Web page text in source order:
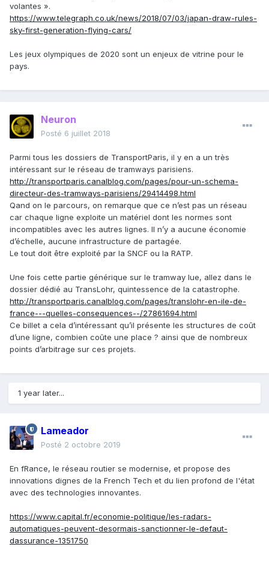
volantes ».
https://www.telegraph.co.uk/news/2018/07/03/japan-draw-rules-
sky-first-generation-flying-cars/
Les jeux olympiques de 2020 sont un enjeux de vitrine pour le
pays.
Neuron
Posté 6 juillet 2018
Parmi tous les dossiers de TransportParis, il y en a un très
intéressant sur le réseau de tramways parisiens.
http://transportparis.canalblog.com/pages/pour-un-schema-
directeur-des-tramways-parisiens/29414498.html
Qand on le parcours, on remarque que ce n’est pas un réseau
car chaque ligne exploite un matériel dont les normes sont
incompatibles avec les autres lignes. Il n’y a aucune économie
d’échelle, aucune infrastructure de partagée.
Le tout doit être exploité par la SNCF ou la RATP.
Une fois cette partie générique sur le tramway lue, allez dans le
dossier dédié au TransLohr, quintessence de la catastrophe.
http://transportparis.canalblog.com/pages/translohr-en-ile-de-
france---quelles-consequences--/27861694.html
Ce billet a cela d’intéressant qu’il présente les structures de coût
d’une ligne, combien coûte une place ? ainsi que de nombreux
points d’arbitrage sur ces projets.
1 year later...
Lameador
Posté 2 octobre 2019
En fRance, le réseau routier se modernise, et propose des
innovations dignes de la French Tech et du lien profond de l'état
avec des technologies innovantes.
https://www.capital.fr/economie-politique/les-radars-
automatiques-peuvent-desormais-sanctionner-le-defaut-
dassurance-1351750